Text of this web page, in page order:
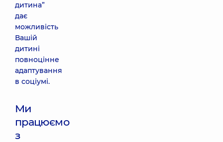
дитина”
дає
можливість
Вашій
дитині
повноцінне
адаптування
в соціумі.
Ми
працюємо
з